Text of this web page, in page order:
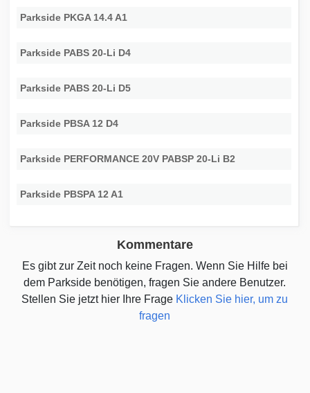
Parkside PKGA 14.4 A1
Parkside PABS 20-Li D4
Parkside PABS 20-Li D5
Parkside PBSA 12 D4
Parkside PERFORMANCE 20V PABSP 20-Li B2
Parkside PBSPA 12 A1
Kommentare
Es gibt zur Zeit noch keine Fragen. Wenn Sie Hilfe bei
dem Parkside benötigen, fragen Sie andere Benutzer.
Stellen Sie jetzt hier Ihre Frage Klicken Sie hier, um zu
fragen